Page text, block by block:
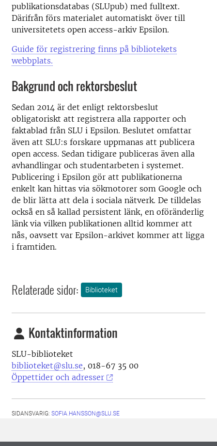
publikationsdatabas (SLUpub) med fulltext.
Därifrån förs materialet automatiskt över till
universitetets open access-arkiv Epsilon.
Guide för registrering finns på bibliotekets
webbplats.
Bakgrund och rektorsbeslut
Sedan 2014 är det enligt rektorsbeslut
obligatoriskt att registrera alla rapporter och
faktablad från SLU i Epsilon. Beslutet omfattar
även att SLU:s forskare uppmanas att publicera
open access. Sedan tidigare publiceras även alla
avhandlingar och studentarbeten i systemet.
Publicering i Epsilon gör att publikationerna
enkelt kan hittas via sökmotorer som Google och
de blir lätta att dela i sociala nätverk. De tilldelas
också en så kallad persistent länk, en oföränderlig
länk via vilken publikationen alltid kommer att
nås, oavsett var Epsilon-arkivet kommer att ligga
i framtiden.
Relaterade sidor: Biblioteket
Kontaktinformation
SLU-biblioteket
biblioteket@slu.se, 018-67 35 00
Öppettider och adresser
SIDANSVARIG: SOFIA.HANSSON@SLU.SE